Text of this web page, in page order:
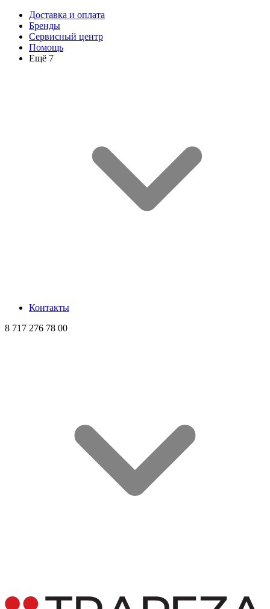
Доставка и оплата
Бренды
Сервисный центр
Помощь
Ещё 7
Контакты
8 717 276 78 00